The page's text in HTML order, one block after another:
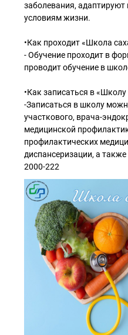
заболевания,
условиям жизни.
•Как проходит «Школа
- Обучение проходит в
проводит обучение в
•Как записаться в
-Записаться в школу
участкового, врача-
медицинской
профилактических
диспансеризации, а
2000-222